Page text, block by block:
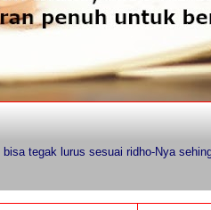
tegak lurus sesuai ridho-Nya